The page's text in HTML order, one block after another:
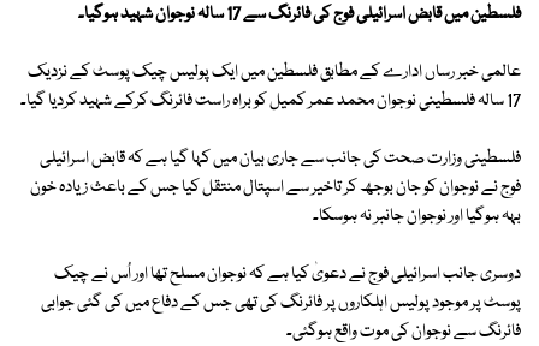
فلسطین میں قابض اسرائیلی فوج کی فائرنگ سے 17 سالہ نوجوان شہید ہوگیا۔
عالمی خبر رساں ادارے کے مطابق فلسطین میں ایک پولیس چیک پوسٹ کے نزدیک
17 سالہ فلسطینی نوجوان محمد عمر کمیل کو براہ راست فائرنگ کرکے شہید کردیا گیا۔
فلسطینی وزارت صحت کی جانب سے جاری بیان میں کہا گیا ہے کہ قابض اسرائیلی
فوج نے نوجوان کو جان بوجھ کر تاخیر سے اسپتال منتقل کیا جس کے باعث زیادہ خون
بہہ ہوگیا اور نوجوان جانبر نہ ہوسکا۔
دوسری جانب اسرائیلی فوج نے دعویٰ کیا ہے کہ نوجوان مسلح تھا اور اُس نے چیک
پوسٹ پر موجود پولیس اہلکاروں پر فائرنگ کی تھی جس کے دفاع میں کی گئی جوابی
فائرنگ سے نوجوان کی موت واقع ہوگئی۔